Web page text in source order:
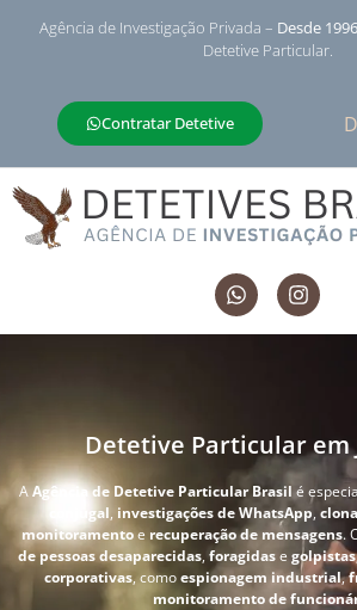
Agência de Investigação Privada – Desde 1996
Detetive Particular.
Contratar Detetive
Detetive Particular em
AAgência de Detetive Particular Brasil é
conjugal, investigações de WhatsApp,
monitoramentoe recuperação de mensagens.
de pessoas desaparecidas, foragidase golpistas
corporativas, comoespionagem industrial,
monitoramento de